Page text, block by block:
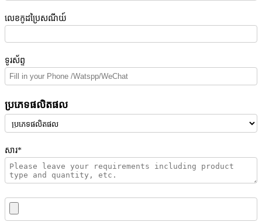
លេខកូដប្រៃសណីយ៍
ទូរស័ព្ទ
ប្រភេទផលិតផល
សារ*